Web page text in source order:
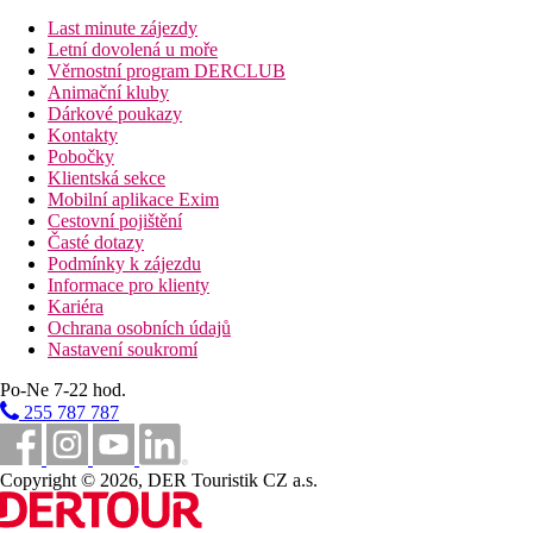
Pokoj pro jednoho dospělého s dítětem Standard Pokoj (Výhled
Pokoje jsou vybavené manželskou postelí, vytápěním
Vzdálenosti
500 m
Nákupy
50 m
Vzdálenost k pláži
15 km
Vzdálenost od nejbližšího letiště
Pláž
Lehátka na pláži za poplatek
Slunečníky na pláži za poplatek
Plážová dovolená
Bazény
Last minute zájezdy
Letní dovolená u moře
Věrnostní program DERCLUB
Animační kluby
Dárkové poukazy
Kontakty
Pobočky
Klientská sekce
Mobilní aplikace Exim
Cestovní pojištění
Časté dotazy
Podmínky k zájezdu
Informace pro klienty
Kariéra
Ochrana osobních údajů
Nastavení soukromí
Po-Ne 7-22 hod.
255 787 787
Copyright © 2026, DER Touristik CZ a.s.